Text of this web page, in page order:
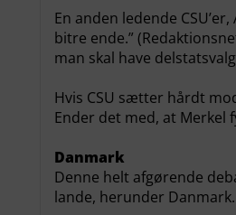
En anden ledende
bitre ende.”
man skal have
Hvis CSU sætter hårdt
Ender det med, at Merkel
Danmark
Denne helt afgørende
lande, herunder Danmark.